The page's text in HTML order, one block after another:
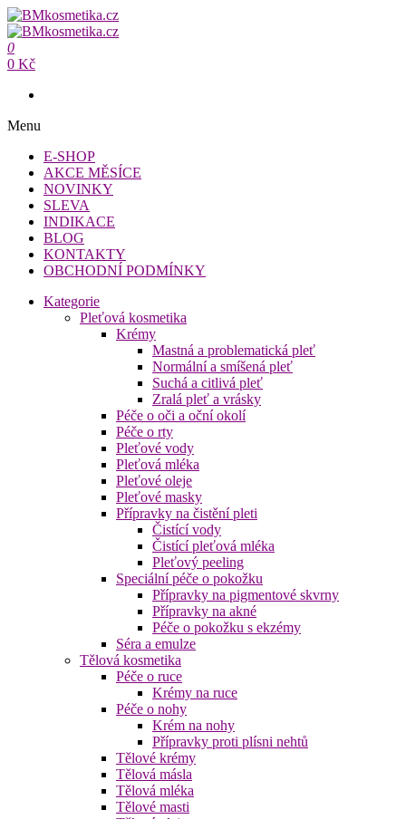
Přeskočit
na
obsah
BMkosmetika.cz
BMkosmetika.cz
0
0 Kč
Menu
E-SHOP
AKCE MĚSÍCE
NOVINKY
SLEVA
INDIKACE
BLOG
KONTAKTY
OBCHODNÍ PODMÍNKY
Kategorie
Pleťová kosmetika
Krémy
Mastná a problematická pleť
Normální a smíšená pleť
Suchá a citlivá pleť
Zralá pleť a vrásky
Péče o oči a oční okolí
Péče o rty
Pleťové vody
Pleťová mléka
Pleťové oleje
Pleťové masky
Přípravky na čistění pleti
Čistící vody
Čistící pleťová mléka
Pleťový peeling
Speciální péče o pokožku
Přípravky na pigmentové skvrny
Přípravky na akné
Péče o pokožku s ekzémy
Séra a emulze
Tělová kosmetika
Péče o ruce
Krémy na ruce
Péče o nohy
Krém na nohy
Přípravky proti plísni nehtů
Tělové krémy
Tělová másla
Tělová mléka
Tělové masti